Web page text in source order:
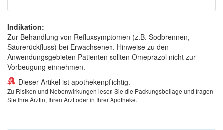
Indikation:
Zur Behandlung von Refluxsymptomen (z.B. Sodbrennen,
Säurerückfluss) bei Erwachsenen. Hinweise zu den
Anwendungsgebieten Patienten sollten Omeprazol nicht zur
Vorbeugung einnehmen.
Dieser Artikel ist apothekenpflichtig.
Zu Risiken und Nebenwirkungen lesen Sie die Packungsbeilage und fragen
Sie Ihre Ärztin, Ihren Arzt oder in Ihrer Apotheke.